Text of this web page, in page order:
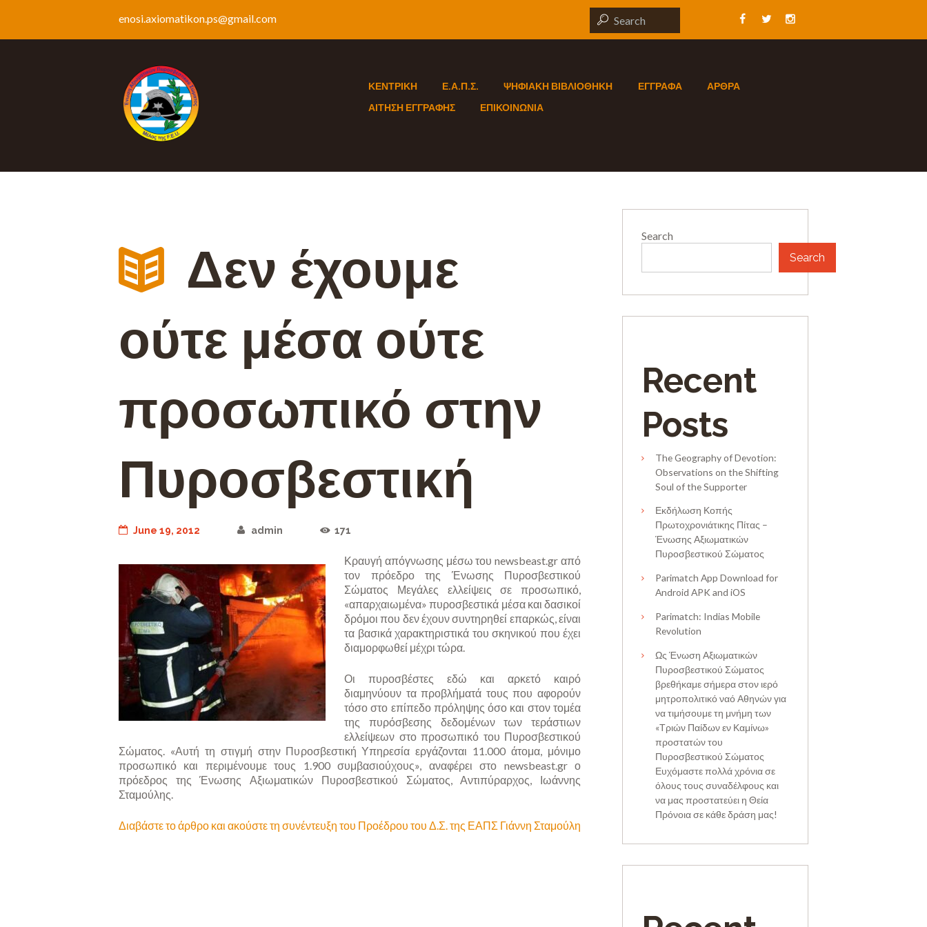
enosi.axiomatikon.ps@gmail.com
ΚΕΝΤΡΙΚΗ Ε.Α.Π.Σ. ΨΗΦΙΑΚΗ ΒΙΒΛΙΟΘΗΚΗ ΕΓΓΡΑΦΑ
ΑΡΘΡΑ
ΑΙΤΗΣΗ ΕΓΓΡΑΦΗΣ
ΕΠΙΚΟΙΝΩΝΙΑ
Δεν έχουμε
ούτε μέσα ούτε
προσωπικό στην
Πυροσβεστική
June 19, 2012 admin 171
Κραυγή απόγνωσης μέσω του newsbeast.gr από
τον πρόεδρο της Ένωσης Πυροσβεστικού
Σώματος Μεγάλες ελλείψεις σε προσωπικό,
«απαρχαιωμένα» πυροσβεστικά μέσα και δασικοί
δρόμοι που δεν έχουν συντηρηθεί επαρκώς, είναι
τα βασικά χαρακτηριστικά του σκηνικού που έχει
διαμορφωθεί μέχρι τώρα.
Οι πυροσβέστες εδώ και αρκετό καιρό
διαμηνύουν τα προβλήματά τους που αφορούν
τόσο στο επίπεδο πρόληψης όσο και στον τομέα
της πυρόσβεσης δεδομένων των τεράστιων
ελλείψεων στο προσωπικό του Πυροσβεστικού
Σώματος. «Αυτή τη στιγμή στην Πυροσβεστική Υπηρεσία εργάζονται 11.000 άτομα, μόνιμο
προσωπικό και περιμένουμε τους 1.900 συμβασιούχους», αναφέρει στο newsbeast.gr ο
πρόεδρος της Ένωσης Αξιωματικών Πυροσβεστικού Σώματος, Αντιπύραρχος, Ιωάννης
Σταμούλης.
Διαβάστε το άρθρο και ακούστε τη συνέντευξη του Προέδρου του Δ.Σ. της ΕΑΠΣ Γιάννη Σταμούλη
Search
Search
Recent
Posts
The Geography of Devotion:
Observations on the Shifting
Soul of the Supporter
Εκδήλωση Κοπής
Πρωτοχρονιάτικης Πίτας –
Ένωσης Αξιωματικών
Πυροσβεστικού Σώματος
Parimatch App Download for
Android APK and iOS
Parimatch: Indias Mobile
Revolution
Ως Ένωση Αξιωματικών
Πυροσβεστικού Σώματος
βρεθήκαμε σήμερα στον ιερό
μητροπολιτικό ναό Αθηνών για
να τιμήσουμε τη μνήμη των
«Τριών Παίδων εν Καμίνω»
προστατών του
Πυροσβεστικού Σώματος
Ευχόμαστε πολλά χρόνια σε
όλους τους συναδέλφους και
να μας προστατεύει η Θεία
Πρόνοια σε κάθε δράση μας!